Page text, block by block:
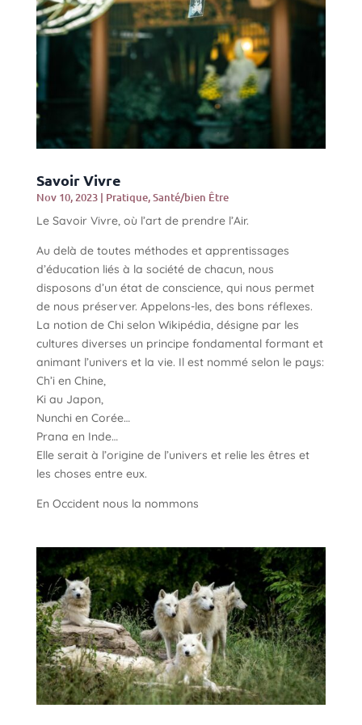
Savoir Vivre
Nov 10, 2023| Pratique,Santé/bien Être
Le Savoir Vivre, où l’art de prendre l’Air.
Au delà de toutes méthodes et apprentissages
d’éducation liés à la société de chacun, nous
disposons d’un état de conscience, qui nous permet
de nous préserver. Appelons-les, des bons réflexes.
La notion de Chi selon Wikipédia, désigne par les
cultures diverses un principe fondamental formant et
animant l’univers et la vie. Il est nommé selon le pays:
Ch’i en Chine,
Ki au Japon,
Nunchi en Corée…
Prana en Inde…
Elle serait à l’origine de l’univers et relie les êtres et
les choses entre eux.
En Occident nous la nommons